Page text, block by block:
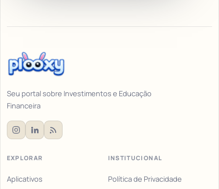
Seu portal sobre Investimentos e Educação
Financeira
EXPLORAR
Aplicativos
INSTITUCIONAL
Política de Privacidade